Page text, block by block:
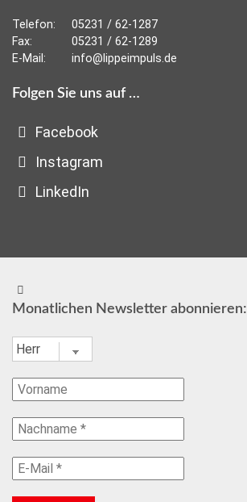
Telefon:
05231 / 62-1287
Fax:
05231 / 62-1289
E-Mail:
info@lippeimpuls.de
Folgen Sie uns auf …
Facebook
Instagram
LinkedIn
Monatlichen Newsletter abonnieren: